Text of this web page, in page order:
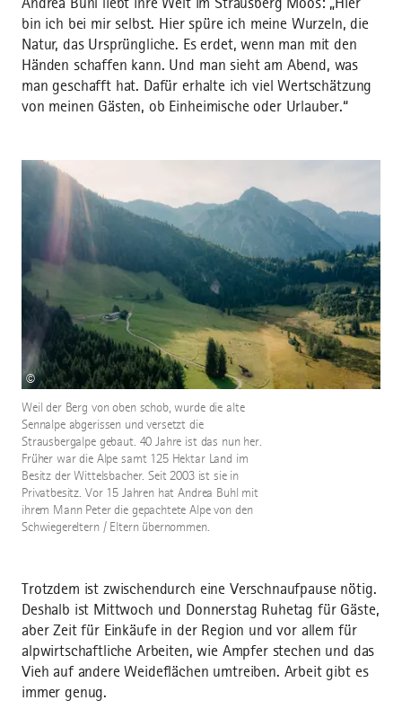
bin ich bei mir selbst. Hier spüre ich meine Wurzeln, die
Natur, das Ursprüngliche. Es erdet, wenn man mit den
Händen schaffen kann. Und man sieht am Abend, was
man geschafft hat. Dafür erhalte ich viel Wertschätzung
von meinen Gästen, ob Einheimische oder Urlauber.“
©
Weil der Berg von oben schob, wurde die alte
Sennalpe abgerissen und versetzt die
Strausbergalpe gebaut. 40 Jahre ist das nun her.
Früher war die Alpe samt 125 Hektar Land im
Besitz der Wittelsbacher. Seit 2003 ist sie in
Privatbesitz. Vor 15 Jahren hat Andrea Buhl mit
ihrem Mann Peter die gepachtete Alpe von den
Schwiegereltern / Eltern übernommen.
Trotzdem ist zwischendurch eine Verschnaufpause nötig.
Deshalb ist Mittwoch und Donnerstag Ruhetag für Gäste,
aber Zeit für Einkäufe in der Region und vor allem für
alpwirtschaftliche Arbeiten, wie Ampfer stechen und das
Vieh auf andere Weideflächen umtreiben. Arbeit gibt es
immer genug.